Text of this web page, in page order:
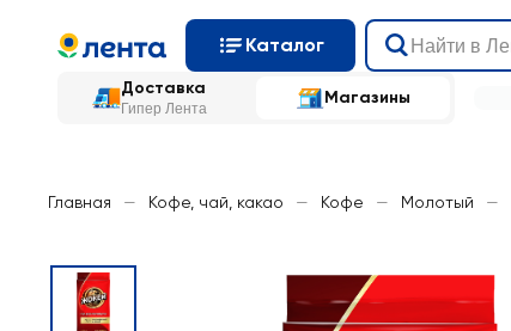
Каталог
Доставка
Гипер Лента
Магазины
Главная — Кофе, чай, какао — Кофе — Молотый —